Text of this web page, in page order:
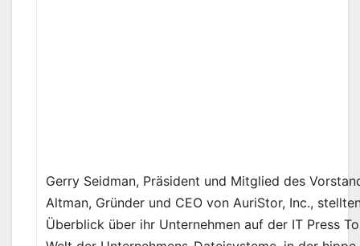
Gerry Seidman, Präsident und Mitglied des
Altman, Gründer und CEO von AuriStor, Inc.,
Überblick über ihr Unternehmen auf der IT Press